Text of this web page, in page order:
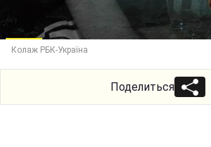
Колаж РБК-Україна
Поделиться